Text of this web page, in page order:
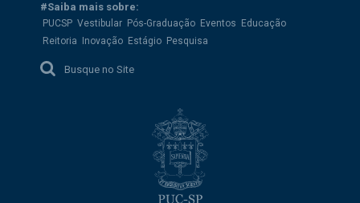
#Saiba mais sobre:
PUCSP Vestibular Pós-Graduação Eventos
Educação
Reitoria
Inovação Estágio Pesquisa
Busque no Site